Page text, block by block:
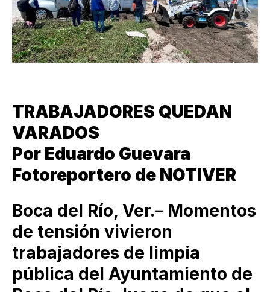
TRABAJADORES QUEDAN
VARADOS
Por Eduardo Guevara
Fotoreportero de NOTIVER
Boca del Río, Ver.– Momentos
de tensión vivieron
trabajadores de limpia
pública del Ayuntamiento de